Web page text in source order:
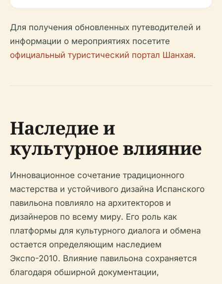
Для получения обновленных путеводителей и
информации о мероприятиях посетите
официальный туристический портал Шанхая.
Наследие и
культурное влияние
Инновационное сочетание традиционного
мастерства и устойчивого дизайна Испанского
павильона повлияло на архитекторов и
дизайнеров по всему миру. Его роль как
платформы для культурного диалога и обмена
остается определяющим наследием
Экспо-2010. Влияние павильона сохраняется
благодаря обширной документации,